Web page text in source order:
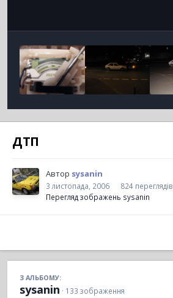
ДТП
Автор sysanin
3 листопада, 2006
824 переглядів
Перегляд зображень sysanin
З АЛЬБОМУ:
sysanin · 133 зображення